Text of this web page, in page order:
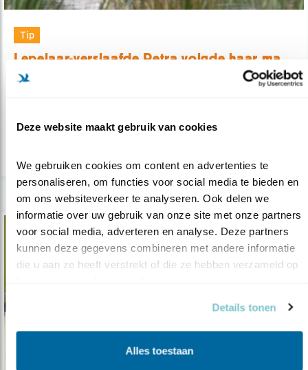
Deze website maakt gebruik van cookies
We gebruiken cookies om content en advertenties te
personaliseren, om functies voor social media te bieden en
om ons websiteverkeer te analyseren. Ook delen we
informatie over uw gebruik van onze site met onze partners
voor social media, adverteren en analyse. Deze partners
kunnen deze gegevens combineren met andere informatie
die u aan ze heeft verstrekt of die ze hebben verzameld op
Details tonen
Alles toestaan
Tip
Lepelaar-verslaafde Petra volgde haar ma..
09.04.21
Boek over het levensverhaal van lepelaar